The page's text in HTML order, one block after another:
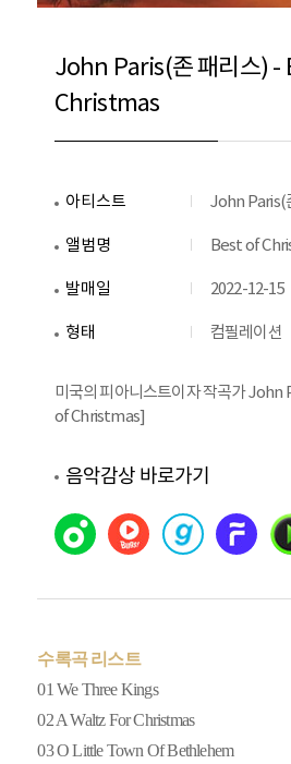
John Paris(존 패리스) -
Christmas
아티스트 John Paris(
앨범명 Best of
발매일 2022-12-15
형태 컴필레이션
미국의 피아니스트이자 작곡가 John
of Christmas]
음악감상 바로가기
수록곡 리스트
01 We Three Kings
02 A Waltz For Christmas
03 O Little Town Of Bethlehem